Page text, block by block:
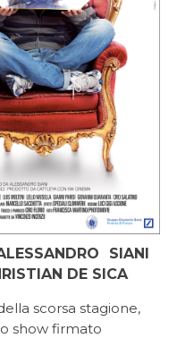
SIANI
DE SICA
scorsa stagione,
show firmato